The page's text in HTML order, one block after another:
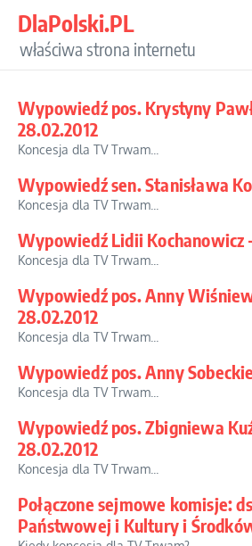
DlaPolski.PL
właściwa strona internetu
Wypowiedź pos. Krystyny
28.02.2012
Koncesja dla TV Trwam...
Wypowiedź sen. Stanisława
Koncesja dla TV Trwam...
Wypowiedź Lidii Kochanowicz
Koncesja dla TV Trwam...
Wypowiedź pos. Anny
28.02.2012
Koncesja dla TV Trwam...
Wypowiedź pos. Anny
Koncesja dla TV Trwam...
Wypowiedź pos. Zbigniewa
28.02.2012
Koncesja dla TV Trwam...
Połączone sejmowe komisje:
Państwowej i Kultury i